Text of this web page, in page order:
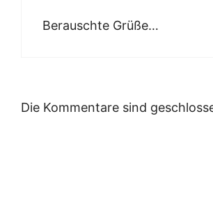
Berauschte Grüße…
Die Kommentare sind